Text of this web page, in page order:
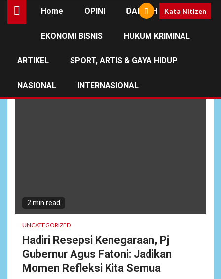
Home OPINI DAERAH
EKONOMI BISNIS HUKUM KRIMINAL
ARTIKEL SPORT, ARTIS & GAYA HIDUP
NASIONAL INTERNASIONAL
Kata Nitizen
2 min read
UNCATEGORIZED
Hadiri Resepsi Kenegaraan, Pj
Gubernur Agus Fatoni: Jadikan
Momen Refleksi Kita Semua